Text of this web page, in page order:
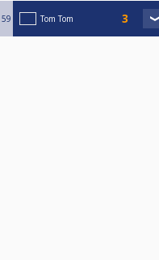
59 Tom Tom